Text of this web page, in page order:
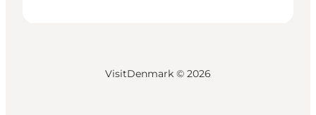
VisitDenmark © 2026